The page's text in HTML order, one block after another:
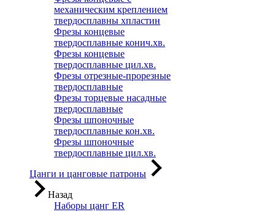
механическим креплением
твердосплавны хпластин
Фрезы концевые
твердосплавные конич.хв.
Фрезы концевые
твердосплавные цил.хв.
Фрезы отрезные-прорезные
твердосплавные
Фрезы торцевые насадные
твердосплавные
Фрезы шпоночные
твердосплавные кон.хв.
Фрезы шпоночные
твердосплавные цил.хв.
Цанги и цанговые патроны
Назад
Наборы цанг ER